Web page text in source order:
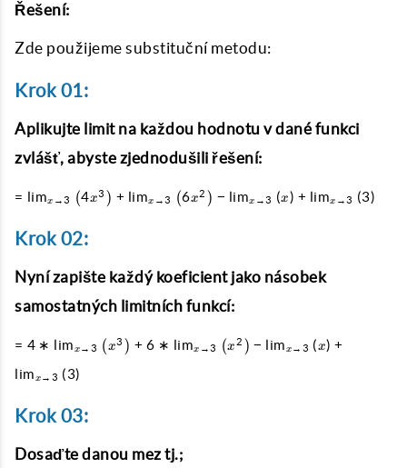
x+3
Řešení:
Zde použijeme substituční metodu:
Krok 01:
Aplikujte limit na každou hodnotu v dané funkci
zvlášť, abyste zjednodušili řešení:
= \lim_{x \to 3}
\left(4x^{3}\right)+\lim_{x
\to 3} \left(6x^{2}\right) -
+ \lim_{x \to 3}
\left(3\right)
= limx →3 (4x3 ) + limx →3 (6x2 ) − limx →3 (x) + limx →3 (3)
Krok 02:
Nyní zapište každý koeficient jako násobek
samostatných limitních funkcí:
= 4 * \lim_{x \to 3}
\left(x^{3}\right)+6
* \lim_{x \to 3}
\left(x^{2}\right) -
\lim_{x \to 3}
\left(x\right) +
= 4 ∗ lim x → 3 ( x3 ) + 6 ∗ limx →3 (x 2 ) − lim x → 3 (x) +
lim x → 3 (3)
Krok 03:
Dosaďte danou mez tj.;